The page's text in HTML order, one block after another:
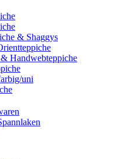
& Shaggys
Handwebteppiche
uni